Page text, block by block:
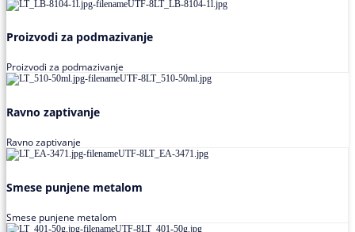
Proizvodi za podmazivanje
Proizvodi za podmazivanje
Ravno zaptivanje
Ravno zaptivanje
Smese punjene metalom
Smese punjene metalom